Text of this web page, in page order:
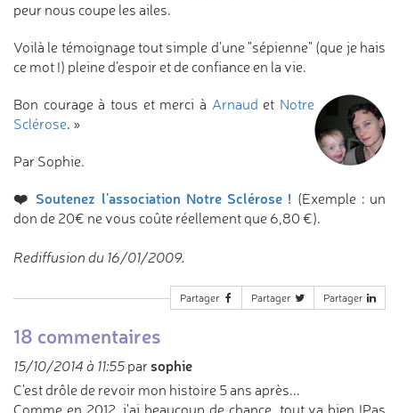
peur nous coupe les ailes.
Voilà le témoignage tout simple d’une "sépienne" (que je hais
ce mot !) pleine d’espoir et de confiance en la vie.
Bon courage à tous et merci à Arnaud et Notre
Sclérose. »
Par Sophie.
❤️ Soutenez l'association Notre Sclérose ! (Exemple : un
don de 20€ ne vous coûte réellement que 6,80 €).
Rediffusion du 16/01/2009.
Partager Partager Partager
18 commentaires
15/10/2014 à 11:55 par sophie
C'est drôle de revoir mon histoire 5 ans après...
Comme en 2012, j'ai beaucoup de chance, tout va bien !Pas